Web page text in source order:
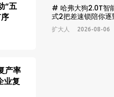
“五
产率
业复
# 哈弗大狗2.0T智
式2把差速锁陪你逐
扩大人 2026-08-06